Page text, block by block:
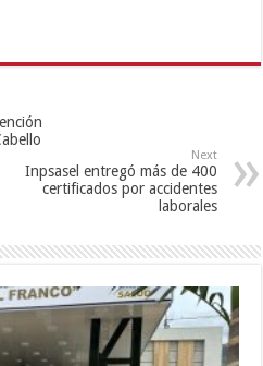
Next
Inpsasel entregó más de 400
certificados por accidentes
laborales